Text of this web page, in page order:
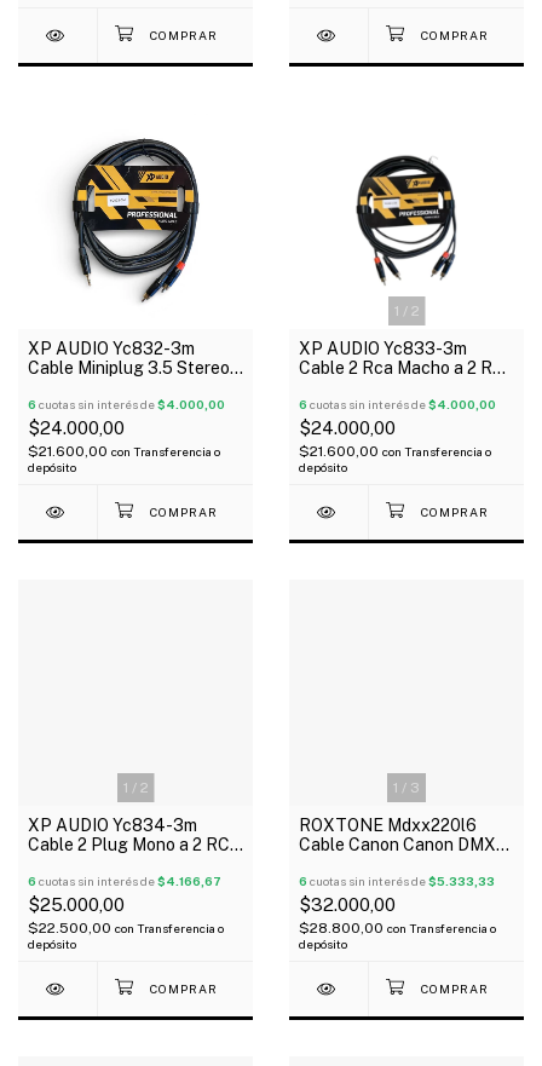
XP AUDIO Yc832-3m
Cable Miniplug 3.5 Stereo
6 cuotas sin interés de$4.000,00
$24.000,00
$21.600,00 con Transferencia o
depósito
1 / 2
XP AUDIO Yc833-3m
Cable 2 Rca Macho a 2 Rca
6 cuotas sin interés de$4.000,00
$24.000,00
$21.600,00 con Transferencia o
depósito
1 / 2
XP AUDIO Yc834-3m
Cable 2 Plug Mono a 2 RCA
6 cuotas sin interés de$4.166,67
$25.000,00
$22.500,00 con Transferencia o
depósito
1 / 3
ROXTONE Mdxx220l6
Cable Canon Canon DMX
6 cuotas sin interés de$5.333,33
$32.000,00
$28.800,00 con Transferencia o
depósito